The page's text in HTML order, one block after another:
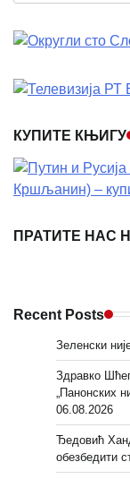
КУПИТЕ КЊИГУ
ПРАТИТЕ НАС
Recent Posts
Зеленски
Здравко
„Панонских
06.08.2026
Ђедовић
обезбедити